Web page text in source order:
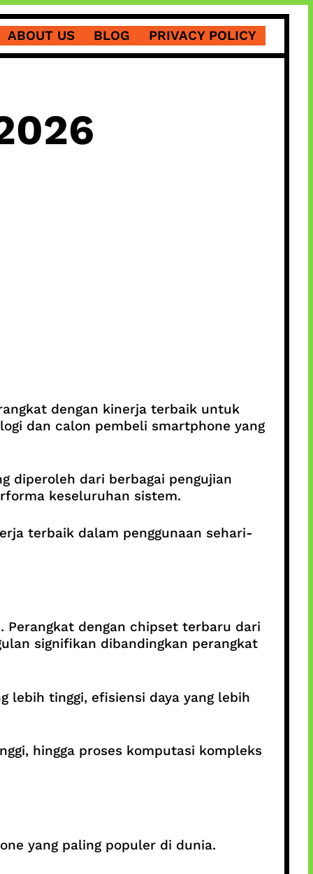
ABOUT US BLOG PRIVACY POLICY
dengan kinerja terbaik untuk
dan calon pembeli smartphone yang
diperoleh dari berbagai pengujian
keseluruhan sistem.
terbaik dalam penggunaan sehari-
Perangkat dengan chipset terbaru dari
signifikan dibandingkan perangkat
lebih tinggi, efisiensi daya yang lebih
hingga proses komputasi kompleks
yang paling populer di dunia.